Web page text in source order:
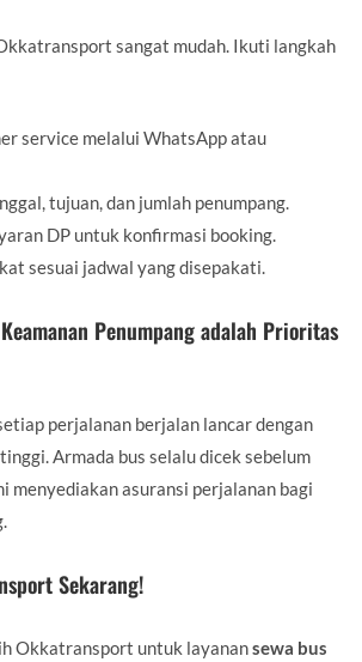
sangat mudah. Ikuti langkah
service melalui WhatsApp atau
tujuan, dan jumlah penumpang.
DP untuk konfirmasi booking.
sesuai jadwal yang disepakati.
Penumpang adalah Prioritas
perjalanan berjalan lancar dengan
Armada bus selalu dicek sebelum
menyediakan asuransi perjalanan bagi
Sekarang!
Okkatransport untuk layanansewa bus